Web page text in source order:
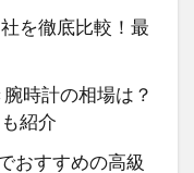
を徹底比較！最
時計の相場は？
紹介
おすすめの高級